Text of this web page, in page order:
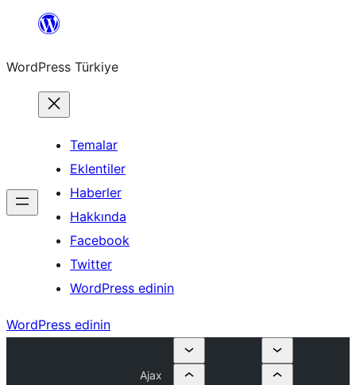
İçeriğe
WordPress Türkiye
Temalar
Eklentiler
Haberler
Hakkında
Facebook
Twitter
WordPress edinin
WordPress edinin
Ajax